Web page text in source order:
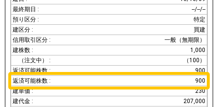
--/--/--
特定
買建
一般（無期限）
1,000
（100）
900
900
230
207,000